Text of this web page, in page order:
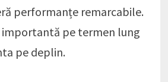
performanțe remarcabile.
importantă pe termen lung
pe deplin.